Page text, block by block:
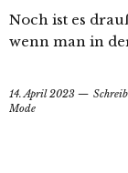
Noch ist es
wenn man in
14. April 2023
Mode